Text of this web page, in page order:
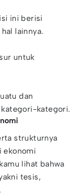
ini berisi
lainnya.
untuk
dan
kategori-kategori.
strukturnya
ekonomi
lihat bahwa
tesis,